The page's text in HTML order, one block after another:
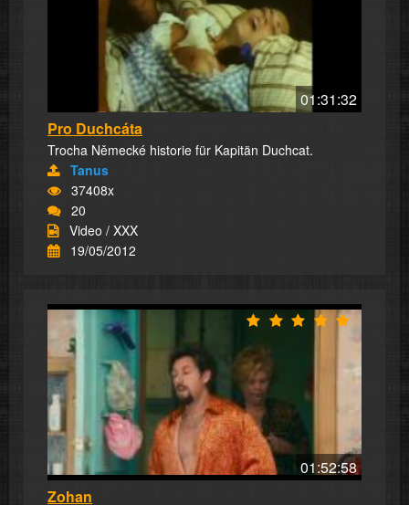
01:31:32
Pro Duchcáta
Trocha Německé historie für Kapitän Duchcat.
Tanus
37408x
20
Video / XXX
19/05/2012
01:52:58
Zohan